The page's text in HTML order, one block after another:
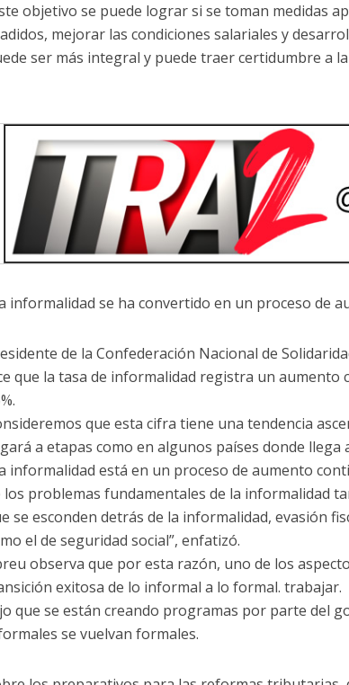
objetivo se puede lograr si se toman medidas
mejorar las condiciones salariales y
ser más integral y puede traer certidumbre a
informalidad se ha convertido en un proceso de
de la Confederación Nacional de
que la tasa de informalidad registra un aumento
que esta cifra tiene una tendencia
a etapas como en algunos países donde llega
informalidad está en un proceso de aumento
los problemas fundamentales de la informalidad
se esconden detrás de la informalidad, evasión
el de seguridad social”, enfatizó.
observa que por esta razón, uno de los
exitosa de lo informal a lo formal. trabajar.
que se están creando programas por parte del
se vuelvan formales.